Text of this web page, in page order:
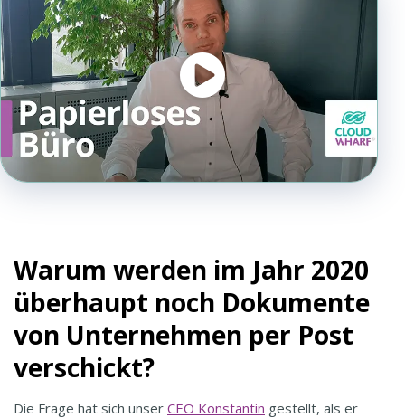
Warum werden im Jahr 2020
überhaupt noch Dokumente
von Unternehmen per Post
verschickt?
Die Frage hat sich unser CEO Konstantin gestellt, als er